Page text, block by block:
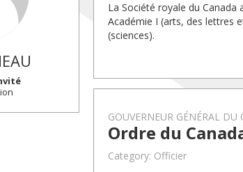
La Société royale du Canada
Académie I (arts, des lettres
(sciences).
GOUVERNEUR GÉNÉRAL DU
Ordre du
Category: Officier